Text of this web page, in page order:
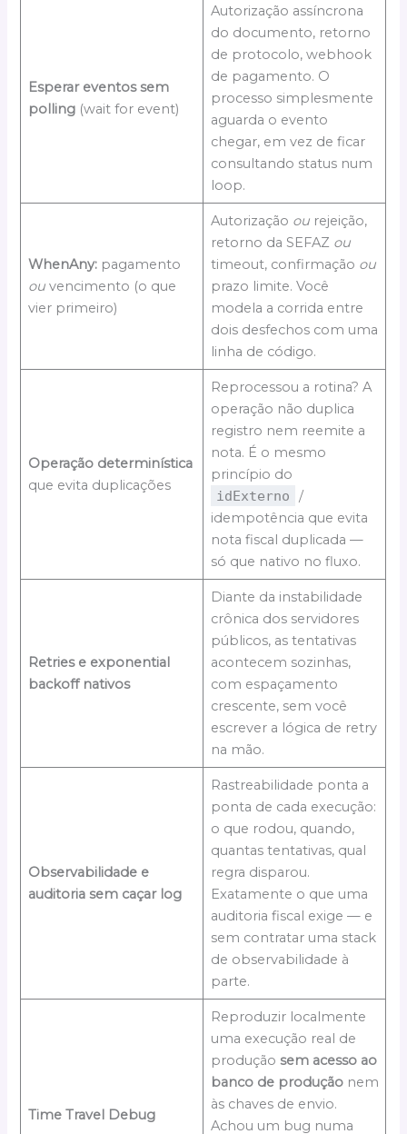
Esperar eventos sem
polling(wait for event)
Autorização assíncrona
do documento, retorno
de protocolo, webhook
de pagamento. O
processo simplesmente
aguarda o evento
chegar, em vez de ficar
consultando status num
loop.
WhenAny:pagamento
ouvencimento (o que
vier primeiro)
Autorização ourejeição,
retorno da SEFAZ ou
timeout, confirmação ou
prazo limite. Você
modela a corrida entre
dois desfechos com uma
linha de código.
Operação determinística
que evita duplicações
Reprocessou a rotina? A
operação não duplica
registro nem reemite a
nota. É o mesmo
princípio do
idExterno
/
idempotência que evita
nota fiscal duplicada —
só que nativo no fluxo.
Retries e exponential
backoff nativos
Diante da instabilidade
crônica dos servidores
públicos, as tentativas
acontecem sozinhas,
com espaçamento
crescente, sem você
escrever a lógica de retry
na mão.
Observabilidade e
auditoria sem caçar log
Rastreabilidade ponta a
ponta de cada execução:
o que rodou, quando,
quantas tentativas, qual
regra disparou.
Exatamente o que uma
auditoria fiscal exige — e
sem contratar uma stack
de observabilidade à
parte.
Time Travel Debug
Reproduzir localmente
uma execução real de
produção sem acesso ao
banco de produçãonem
às chaves de envio.
Achou um bug numa